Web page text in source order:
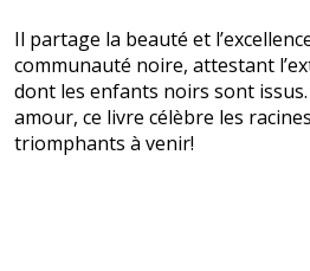
Il partage la beauté et
communauté noire, attestant
dont les enfants noirs sont
amour, ce livre célèbre les
triomphants à venir!